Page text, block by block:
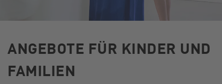
ANGEBOTE FÜR KINDER UND
FAMILIEN